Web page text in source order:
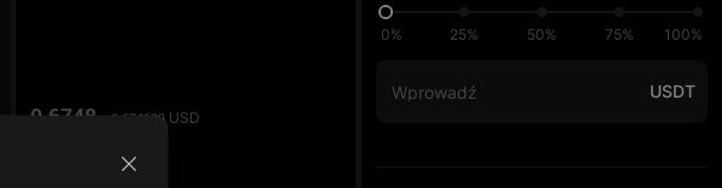
0.6748 0.674639 USD
0% 25% 50% 75% 100%
USDT